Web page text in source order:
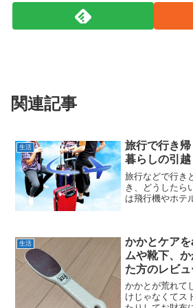
関連記事
生活
旅行で行き
暮らしの引
旅行などで行き
き、どうしたら
は飛行機やホテ
時のことについ
生活
かかとケア
ムや靴下、
た方のレビュ
かかとが荒れて
けじゃなくてス